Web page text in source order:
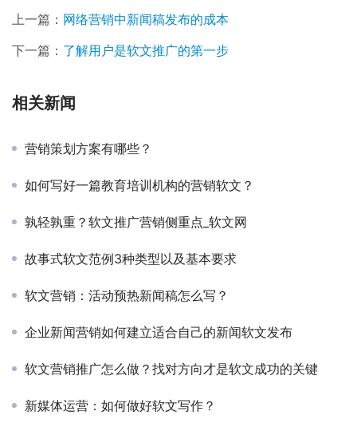
上一篇： 网络营销中新闻稿发布的成本
下一篇： 了解用户是软文推广的第一步
相关新闻
营销策划方案有哪些？
如何写好一篇教育培训机构的营销软文？
孰轻孰重？软文推广营销侧重点_软文网
故事式软文范例3种类型以及基本要求
软文营销：活动预热新闻稿怎么写？
企业新闻营销如何建立适合自己的新闻软文发布
软文营销推广怎么做？找对方向才是软文成功的关键
新媒体运营：如何做好软文写作？